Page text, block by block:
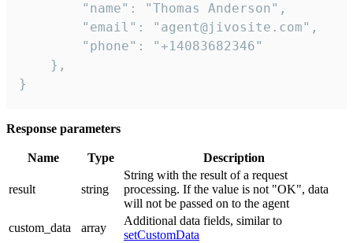
        "name": "Thomas Anderson",
        "email": "agent@jivosite.com",
        "phone": "+14083682346"
    },
}
Response parameters
Name Type Description
result string
String with the result of a request
processing. If the value is not "OK", data
will not be passed on to the agent
custom_data
array
Additional data fields, similar to
setCustomData